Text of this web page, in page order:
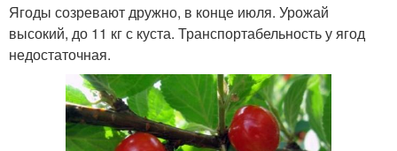
Ягоды созревают дружно, в конце июля. Урожай
высокий, до 11 кг с куста. Транспортабельность у ягод
недостаточная.